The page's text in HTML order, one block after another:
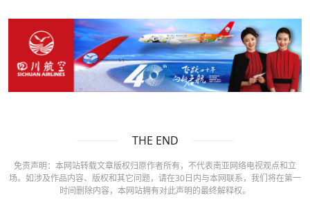
THE END
免责声明：本网站转载文章版权归原作者所有，不代表南亚网络电视观点和立
场。如涉及作品内容、版权和其它问题，请在30日内与本网联系，我们将在第一
时间删除内容，本网站拥有对此声明的最终解释权。